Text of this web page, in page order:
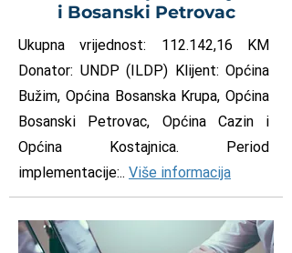
i Bosanski Petrovac
Ukupna vrijednost: 112.142,16 KM
Donator: UNDP (ILDP) Klijent: Općina
Bužim, Općina Bosanska Krupa, Općina
Bosanski Petrovac, Općina Cazin i
Općina Kostajnica. Period
implementacije:.. Više informacija